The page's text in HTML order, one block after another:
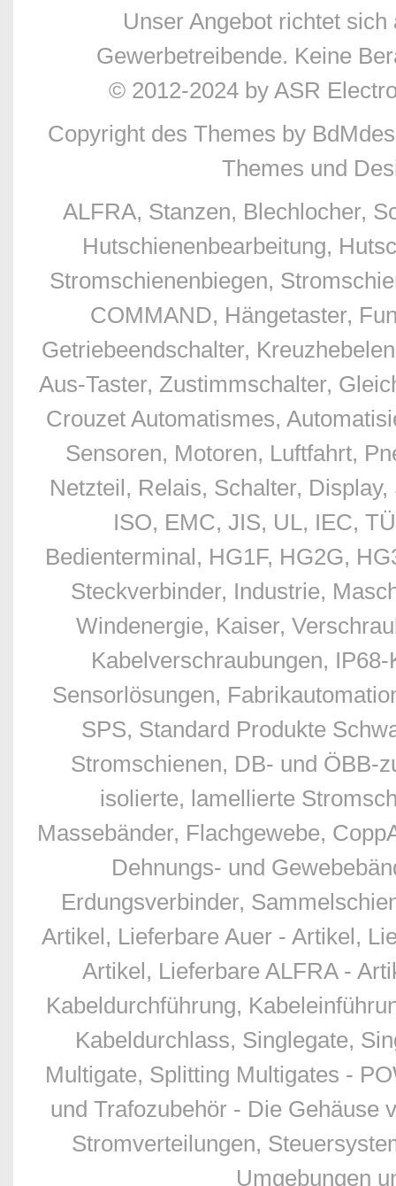
Unser Angebot richtet
Gewerbetreibende. Keine
© 2012-2024 by ASR
Copyright des Themes by
Themes und
ALFRA, Stanzen, Blechlocher,
Hutschienenbearbeitung,
Stromschienenbiegen,
COMMAND, Hängetaster,
Getriebeendschalter,
Aus-Taster, Zustimmschalter,
Crouzet Automatismes,
Sensoren, Motoren, Luftfahrt,
Netzteil, Relais, Schalter,
ISO, EMC, JIS, UL, IEC,
Bedienterminal, HG1F, HG2G,
Steckverbinder, Industrie,
Windenergie, Kaiser,
Kabelverschraubungen,
Sensorlösungen,
SPS, Standard Produkte
Stromschienen, DB- und ÖBB-
isolierte, lamellierte
Massebänder, Flachgewebe,
Dehnungs- und
Erdungsverbinder,
Artikel, Lieferbare Auer - Artikel,
Artikel, Lieferbare ALFRA -
Kabeldurchführung,
Kabeldurchlass, Singlegate,
Multigate, Splitting Multigates -
und Trafozubehör - Die Gehäuse
Stromverteilungen,
Umgebungen